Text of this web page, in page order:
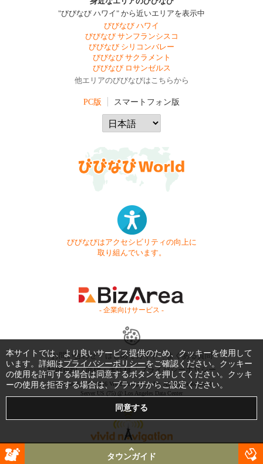
"びびなび ハワイ" から近いエリアを表示中
びびなび ハワイ
びびなび サンフランシスコ
びびなび シリコンバレー
びびなび サクラメント
びびなび ロサンゼルス
他エリアのびびなびはこちらから
PC版 スマートフォン版
びびなびはアクセシビリティの向上に
取り組んでいます。
- 企業向けサービス -
お問い合わせ はじめてガイド
よくある質問
利用規約
商標・著作権 プライバシーポリシー
Copyright © 1999-2026 Vivid Navigation, Inc. All Rights Reserved.
Server US (75) @ Los Angeles Data Center
タウンガイド
本サイトでは、より良いサービス提供のため、クッキーを使用して
います。詳細はプライバシーポリシーをご確認ください。クッキー
の使用を許可する場合は同意するボタンを押してください。クッキ
ーの使用を拒否する場合は、ブラウザからご設定ください。